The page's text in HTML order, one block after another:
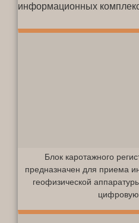
информационных
Блок каротажного
предназначен для приема
геофизической